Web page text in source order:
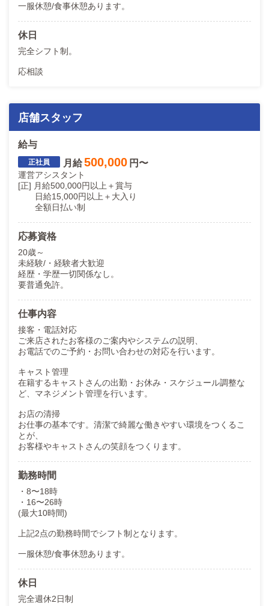
一服休憩/食事休憩あります。
休日
完全シフト制。
応相談
店舗スタッフ
給与
月給500,000 円〜
運営アシスタント
[正] 月給500,000円以上＋賞与
日給15,000円以上＋大入り
全額日払い制
応募資格
20歳～
未経験/・経験者大歓迎
経歴・学歴一切関係なし。
要普通免許。
仕事内容
接客・電話対応
ご来店されたお客様のご案内やシステムの説明、
お電話でのご予約・お問い合わせの対応を行います。
キャスト管理
在籍するキャストさんの出勤・お休み・スケジュール調整な
ど、マネジメント管理を行います。
お店の清掃
お仕事の基本です。清潔で綺麗な働きやすい環境をつくるこ
とが、
お客様やキャストさんの笑顔をつくります。
勤務時間
・8〜18時
・16〜26時
(最大10時間)
上記2点の勤務時間でシフト制となります。
一服休憩/食事休憩あります。
休日
完全週休2日制